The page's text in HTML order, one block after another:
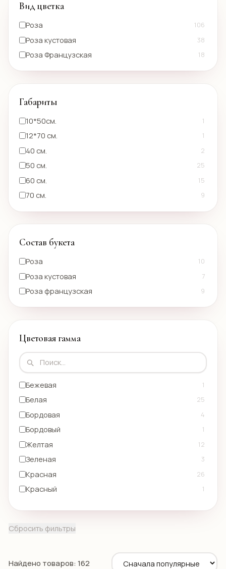
Вид цветка
Роза 106
Роза кустовая 38
Роза Французская 18
Габариты
10*50см. 1
12*70 см. 1
40 см. 2
50 см. 25
60 см. 15
70 см. 9
Состав букета
Роза 10
Роза кустовая 7
Роза французская 9
Цветовая гамма
Бежевая 1
Белая 25
Бордовая 4
Бордовый 1
Желтая 12
Зеленая 3
Красная 26
Красный 1
Оранжевая
Розовая 90
Сбросить фильтры
Найдено товаров: 162